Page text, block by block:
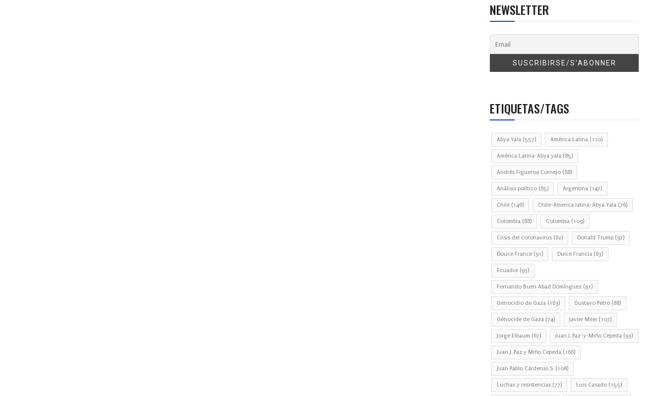
NEWSLETTER
ETIQUETAS/TAGS
Abya Yala (557) América Latina (110)
América Latina-Abya yala (85)
Andrés Figueroa Cornejo (68)
Análisis político (65) Argentina (147)
Chile (146) Chile-America latina-Abya Yala (76)
Colombia (88) Colombia (109)
Crisis del coronavirus (62) Donald Trump (97)
Douce France (91) Dulce Francia (63)
Ecuador (93)
Fernando Buen Abad Domínguez (91)
Genocidio de Gaza (163) Gustavo Petro (88)
Génocide de Gaza (74) Javier Milei (107)
Jorge Elbaum (67) Juan J. Paz-y-Miño Cepeda (93)
Juan J. Paz y Miño Cepeda (166)
Juan Pablo Cárdenas S. (108)
Luchas y resistencias (77) Luis Casado (155)